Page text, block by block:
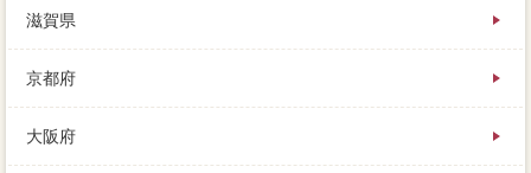
滋賀県
京都府
大阪府